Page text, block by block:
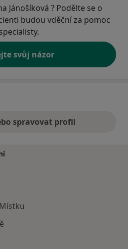
Jánošíková ? Podělte se o
budou vděční za pomoc
svůj názor
spravovat profil